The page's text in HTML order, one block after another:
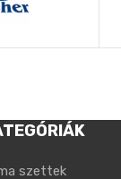
szettek